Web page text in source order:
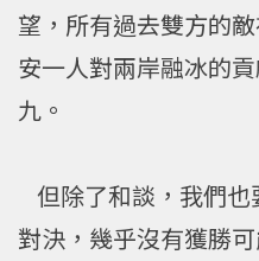
望，所有過去雙方的
安一人對兩岸融冰的
九。
但除了和談，我們
對決，幾乎沒有獲勝